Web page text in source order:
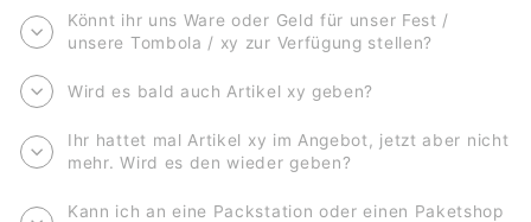
Könnt ihr uns Ware oder Geld für unser Fest /
unsere Tombola / xy zur Verfügung stellen?
Wird es bald auch Artikel xy geben?
Ihr hattet mal Artikel xy im Angebot, jetzt aber nicht
mehr. Wird es den wieder geben?
Kann ich an eine Packstation oder einen Paketshop